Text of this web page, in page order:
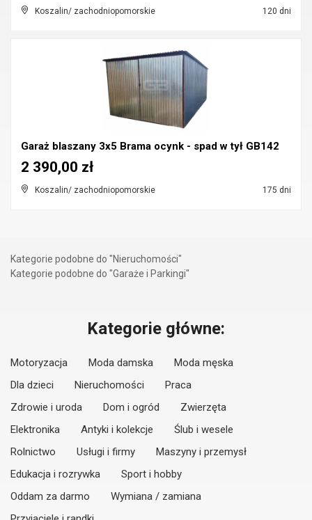
Koszalin/ zachodniopomorskie 120 dni
Garaż blaszany 3x5 Brama ocynk - spad w tył GB142
Koszalin/ zachodniopomorskie 175 dni
2 390,00 zł
Kategorie podobne do "Nieruchomości"
Kategorie podobne do "Garaże i Parkingi"
Kategorie główne:
Motoryzacja Moda damska
Moda męska
Dla dzieci
Nieruchomości
Praca
Zdrowie i uroda
Dom i ogród
Zwierzęta
Elektronika
Antyki i kolekcje
Ślub i wesele
Rolnictwo
Usługi i firmy
Maszyny i przemysł
Edukacja i rozrywka
Sport i hobby
Oddam za darmo
Wymiana / zamiana